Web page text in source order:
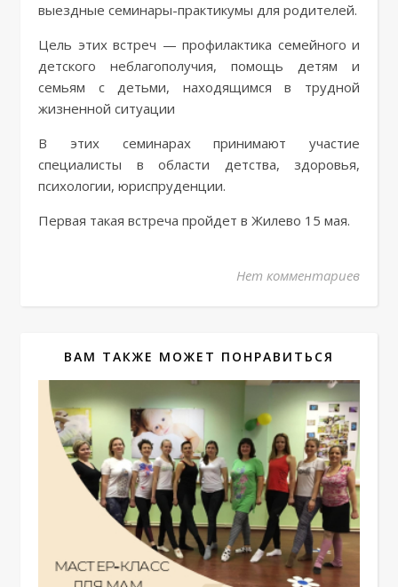
выездные семинары-практикумы для родителей.
Цель этих встреч — профилактика семейного и
детского неблагополучия, помощь детям и
семьям с детьми, находящимся в трудной
жизненной ситуации
В этих семинарах принимают участие
специалисты в области детства, здоровья,
психологии, юриспруденции.
Первая такая встреча пройдет в Жилево 15 мая.
Нет комментариев
ВАМ ТАКЖЕ МОЖЕТ ПОНРАВИТЬСЯ